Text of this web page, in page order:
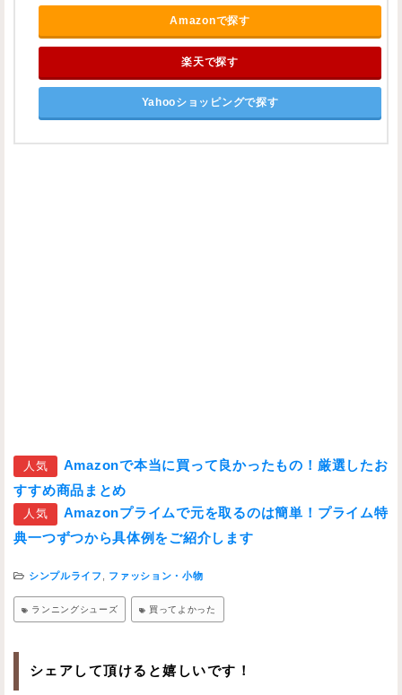
Amazonで探す
楽天で探す
Yahooショッピングで探す
人気
Amazonで本当に買って良かったもの！厳選したお
すすめ商品まとめ
人気
Amazonプライムで元を取るのは簡単！プライム特
典一つずつから具体例をご紹介します
シンプルライフ , ファッション・小物
ランニングシューズ 買ってよかった
シェアして頂けると嬉しいです！